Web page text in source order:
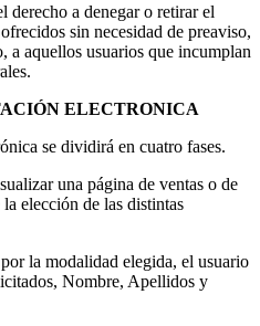
derecho a denegar o retirar el
sin necesidad de preaviso,
a aquellos usuarios que incumplan
ELECTRONICA
se dividirá en cuatro fases.
una página de ventas o de
elección de las distintas
la modalidad elegida, el usuario
Nombre, Apellidos y